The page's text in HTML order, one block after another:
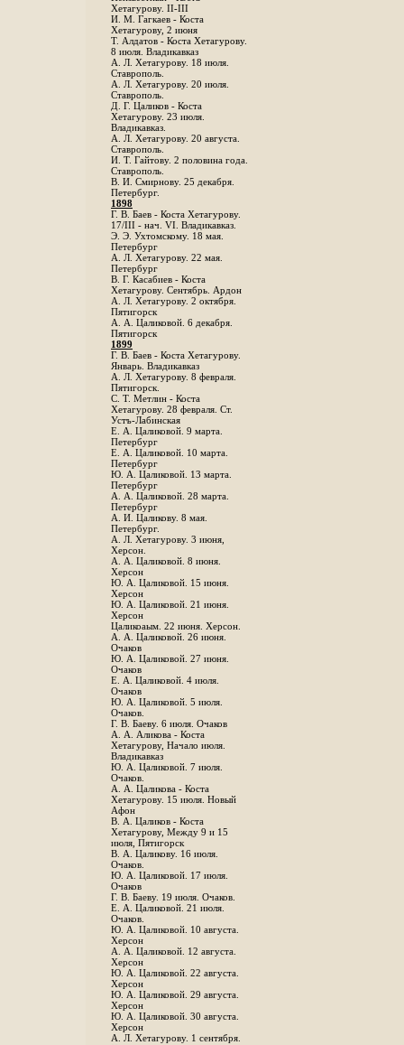
Хетагурову. II-III
И. М. Гагкаев - Коста
Хетагурову, 2 июня
Т. Алдатов - Коста Хетагурову.
8 июля. Владикавказ
А. Л. Хетагурову. 18 июля.
Ставрополь.
А. Л. Хетагурову. 20 июля.
Ставрополь.
Д. Г. Цаликов - Коста
Хетагурову. 23 июля.
Владикавказ.
А. Л. Хетагурову. 20 августа.
Ставрополь.
И. Т. Гайтову. 2 половина года.
Ставрополь.
В. И. Смирнову. 25 декабря.
Петербург.
1898
Г. В. Баев - Коста Хетагурову.
17/III - нач. VI. Владикавказ.
Э. Э. Ухтомскому. 18 мая.
Петербург
A. Л. Хетагурову. 22 мая.
Петербург
B. Г. Касабиев - Коста
Хетагурову. Сентябрь. Ардон
А. Л. Хетагурову. 2 октября.
Пятигорск
А. А. Цаликовой. 6 декабря.
Пятигорск
1899
Г. В. Баев - Коста Хетагурову.
Январь. Владикавказ
А. Л. Хетагурову. 8 февраля.
Пятигорск.
С. Т. Метлин - Коста
Хетагурову. 28 февраля. Ст.
Устъ-Лабинская
Е. А. Цаликовой. 9 марта.
Петербург
Е. А. Цаликовой. 10 марта.
Петербург
Ю. А. Цаликовой. 13 марта.
Петербург
А. А. Цаликовой. 28 марта.
Петербург
А. И. Цаликову. 8 мая.
Петербург.
А. Л. Хетагурову. 3 июня,
Херсон.
А. А. Цаликовой. 8 июня.
Херсон
Ю. А. Цаликовой. 15 июня.
Херсон
Ю. А. Цаликовой. 21 июня.
Херсон
Цаликоаым. 22 июня. Херсон.
А. А. Цаликовой. 26 июня.
Очаков
Ю. А. Цаликовой. 27 июня.
Очаков
Е. А. Цаликовой. 4 июля.
Очаков
Ю. А. Цаликовой. 5 июля.
Очаков.
Г. В. Баеву. 6 июля. Очаков
А. А. Аликова - Коста
Хетагурову, Начало июля.
Владикавказ
Ю. А. Цаликовой. 7 июля.
Очаков.
А. А. Цаликова - Коста
Хетагурову. 15 июля. Новый
Афон
В. А. Цаликов - Коста
Хетагурову, Между 9 и 15
июля, Пятигорск
В. А. Цаликову. 16 июля.
Очаков.
Ю. А. Цаликовой. 17 июля.
Очаков
Г. В. Баеву. 19 июля. Очаков.
Е. А. Цаликовой. 21 июля.
Очаков.
Ю. А. Цаликовой. 10 августа.
Херсон
А. А. Цаликовой. 12 августа.
Херсон
Ю. А. Цаликовой. 22 августа.
Херсон
Ю. А. Цаликовой. 29 августа.
Херсон
Ю. А. Цаликовой. 30 августа.
Херсон
А. Л. Хетагурову. 1 сентября.